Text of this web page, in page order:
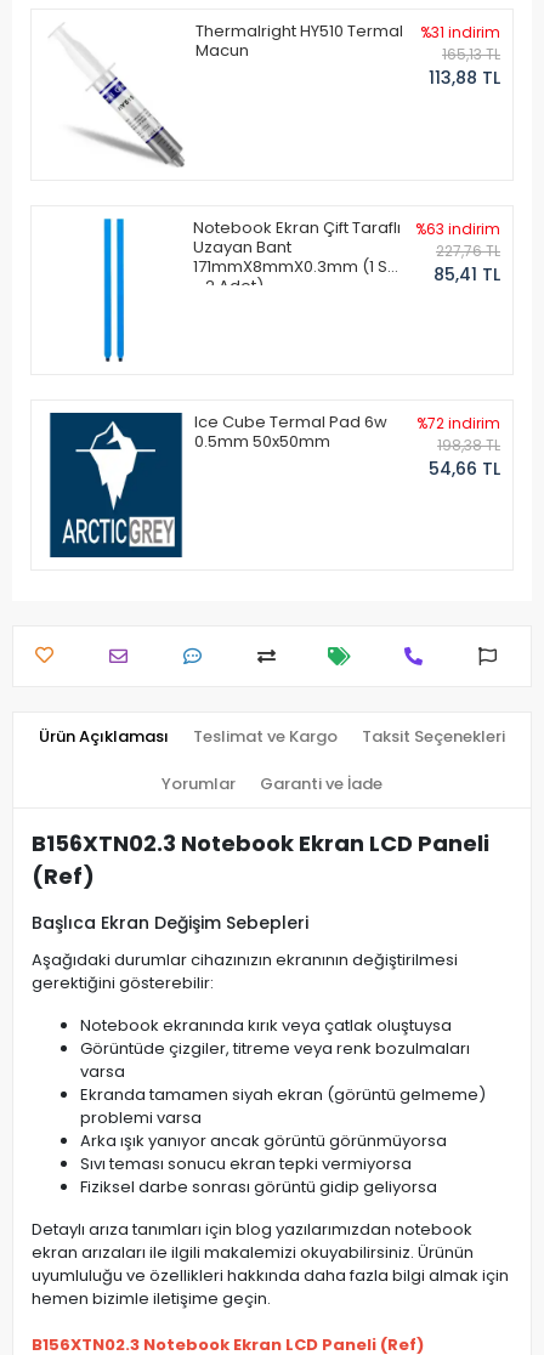
Thermalright HY510 Termal
Macun
%31 indirim
165,13 TL
113,88 TL
Notebook Ekran Çift Taraflı
Uzayan Bant
171mmX8mmX0.3mm (1 Set
- 2 Adet)
%63 indirim
227,76 TL
85,41 TL
Ice Cube Termal Pad 6w
0.5mm 50x50mm
%72 indirim
198,38 TL
54,66 TL
Ürün Açıklaması Teslimat ve Kargo Taksit Seçenekleri
Yorumlar Garanti ve İade
B156XTN02.3 Notebook Ekran LCD Paneli
(Ref)
Başlıca Ekran Değişim Sebepleri
Aşağıdaki durumlar cihazınızın ekranının değiştirilmesi
gerektiğini gösterebilir:
Notebook ekranında kırık veya çatlak oluştuysa
Görüntüde çizgiler, titreme veya renk bozulmaları
varsa
Ekranda tamamen siyah ekran (görüntü gelmeme)
problemi varsa
Arka ışık yanıyor ancak görüntü görünmüyorsa
Sıvı teması sonucu ekran tepki vermiyorsa
Fiziksel darbe sonrası görüntü gidip geliyorsa
Detaylı arıza tanımları için blog yazılarımızdan notebook
ekran arızaları ile ilgili makalemizi okuyabilirsiniz. Ürünün
uyumluluğu ve özellikleri hakkında daha fazla bilgi almak için
hemen bizimle iletişime geçin.
B156XTN02.3 Notebook Ekran LCD Paneli (Ref)